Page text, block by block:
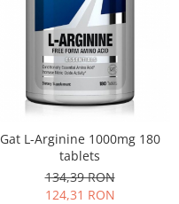
Gat L-Arginine 1000mg 180
tablets
134,39 RON
124,31 RON